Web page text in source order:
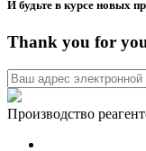
И будьте в курсе новых
Thank you for
Производство